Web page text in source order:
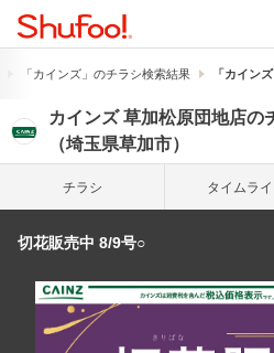
「カインズ」のチラシ検索結果 「カイン
カインズ 草加松原団地店の
（埼玉県草加市）
チラシ タイム ラ
切花販売中 8/9号○